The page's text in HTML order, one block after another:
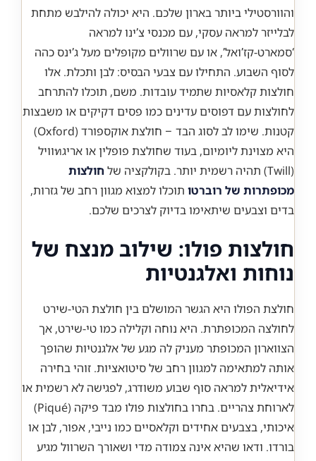
והוורסטילי ביותר בארון שלכם. היא יכולה להילבש מתחת
לבלייזר למראה עסקי, עם מכנסי צ’ינו למראה
‘סמארט-קז’ואל’, או עם שרוולים מקופלים מעל ג’ינס כהה
לסוף השבוע. התחילו עם צבעי הבסיס: לבן ותכלת. אלו
חולצות קלאסיות שתמיד עובדות. משם, תוכלו להתרחב
לחולצות עם דפוסים עדינים כמו פסים דקיקים או משבצות
קטנות. שימו לב לסוג הבד – חולצת אוקספורד (Oxford)
היא מצוינת ליומיום, בעוד שחולצת פופלין או אריגทוויל
(Twill) תהיה רשמית יותר. בקולקציה של
חולצות
מכופתרות של רוברטו תוכלו למצוא מגוון רחב של גזרות,
בדים וצבעים שיתאימו בדיוק לצרכים שלכם.
חולצות פולו: שילוב מנצח של
נוחות ואלגנטיות
חולצת הפולו היא הגשר המושלם בין חולצת הטי-שירט
לחולצה המכופתרת. היא נוחה וקלילה כמו טי-שירט, אך
הצווארון המכופתר מעניק לה מגע של אלגנטיות שהופך
אותה למתאימה למגוון רחב של סיטואציות. זוהי בחירה
אידיאלית למראה סוף שבוע משודרג, לפגישה לא רשמית או
לארוחת צהריים. בחרו בחולצות פולו מבד פיקה (Piqué)
איכותי, בצבעים אחידים וקלאסיים כמו נייבי, אפור, לבן או
בורדו. ודאו שהיא אינה צמודה מדי ושאורך השרוול מגיע